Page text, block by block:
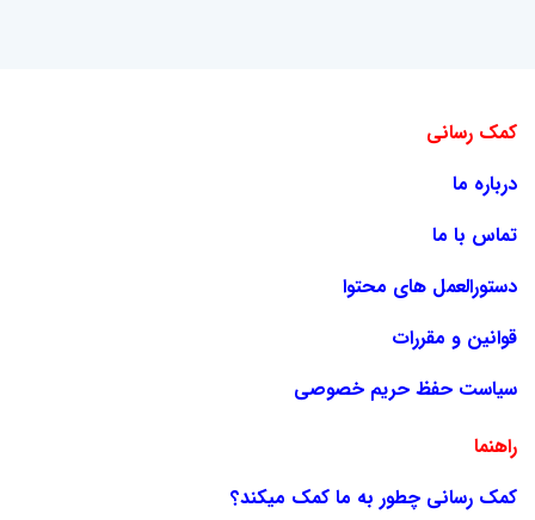
کمک رسانی
درباره ما
تماس با ما
دستورالعمل های محتوا
قوانین و مقررات
سیاست حفظ حریم خصوصی
راهنما
کمک رسانی چطور به ما کمک میکند؟